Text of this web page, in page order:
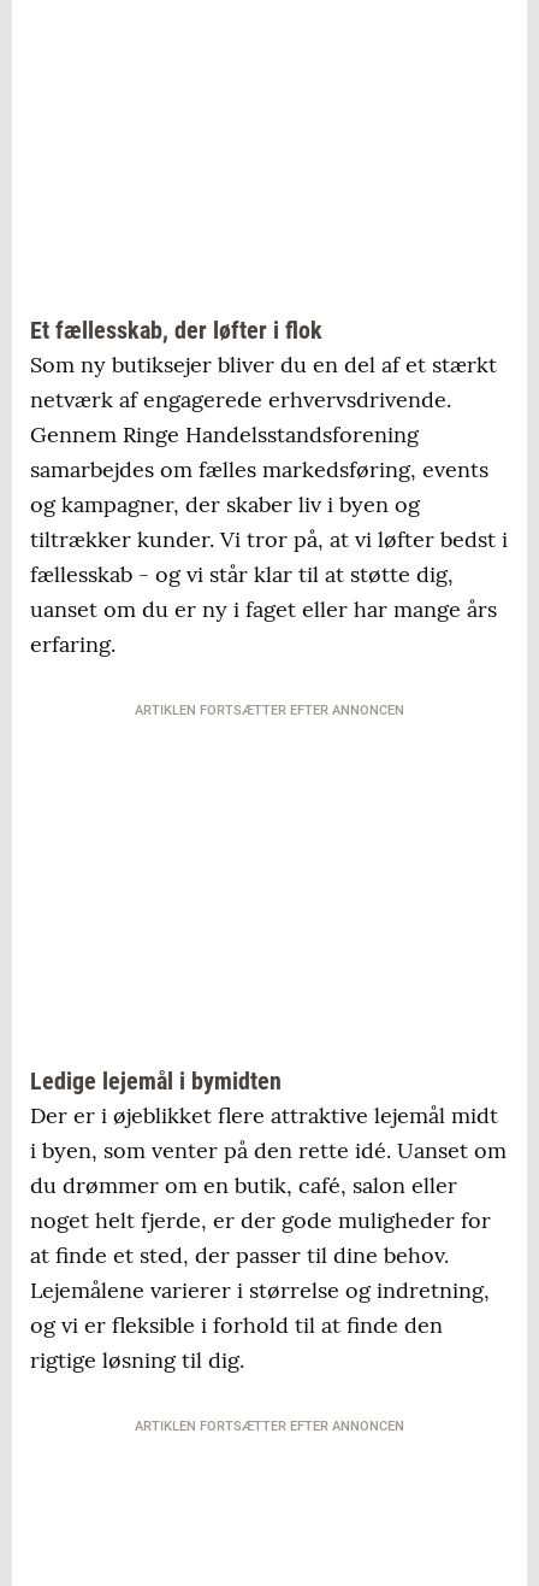
Et fællesskab, der løfter i flok
Som ny butiksejer bliver du en del af et stærkt
netværk af engagerede erhvervsdrivende.
Gennem Ringe Handelsstandsforening
samarbejdes om fælles markedsføring, events
og kampagner, der skaber liv i byen og
tiltrækker kunder. Vi tror på, at vi løfter bedst i
fællesskab - og vi står klar til at støtte dig,
uanset om du er ny i faget eller har mange års
erfaring.
ARTIKLEN FORTSÆTTER EFTER ANNONCEN
Ledige lejemål i bymidten
Der er i øjeblikket flere attraktive lejemål midt
i byen, som venter på den rette idé. Uanset om
du drømmer om en butik, café, salon eller
noget helt fjerde, er der gode muligheder for
at finde et sted, der passer til dine behov.
Lejemålene varierer i størrelse og indretning,
og vi er fleksible i forhold til at finde den
rigtige løsning til dig.
ARTIKLEN FORTSÆTTER EFTER ANNONCEN